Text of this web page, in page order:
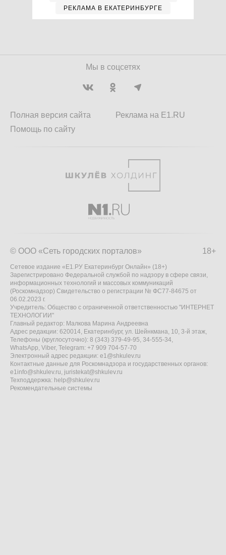
РЕКЛАМА В ЕКАТЕРИНБУРГЕ
Мы в соцсетях
Полная версия сайта
Помощь по сайту
Реклама на E1.RU
18+
© ООО «Сеть городских порталов»
Сетевое издание «Е1.РУ Екатеринбург Онлайн» (18+)
Зарегистрировано Федеральной службой по надзору в сфере связи,
информационных технологий и массовых коммуникаций
(Роскомнадзор) Свидетельство о регистрации № ФС77-84675 от
06.02.2023 г.
Учредитель: Общество с ограниченной ответственностью "ИНТЕРНЕТ
ТЕХНОЛОГИИ"
Главный редактор: Малкова Марина Андреевна
Адрес редакции: 620014, Екатеринбург, ул. Шейнкмана, 10, 3-й этаж,
Телефоны (круглосуточно): 8 (343) 379-49-95, 34-555-34,
WhatsApp, Viber, Telegram: +7 909 704-57-70
Электронный адрес редакции: e1@shkulev.ru
Контактные данные для Роскомнадзора и государственных органов:
e1info@shkulev.ru, juristekat@shkulev.ru
Техподдержка: help@shkulev.ru
Рекомендательные системы